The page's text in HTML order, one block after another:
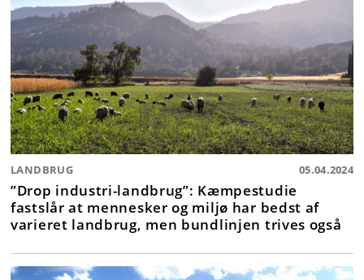
LANDBRUG 05.04.2024
”Drop industri-landbrug”: Kæmpestudie
fastslår at mennesker og miljø har bedst af
varieret landbrug, men bundlinjen trives også